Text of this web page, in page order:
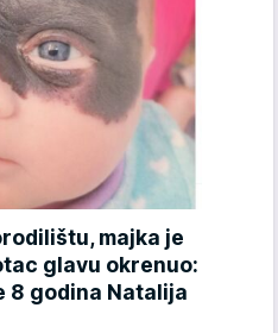
majka je
glavu okrenuo:
8 godina Natalija